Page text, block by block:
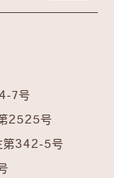
7号
2525号
第342-5号